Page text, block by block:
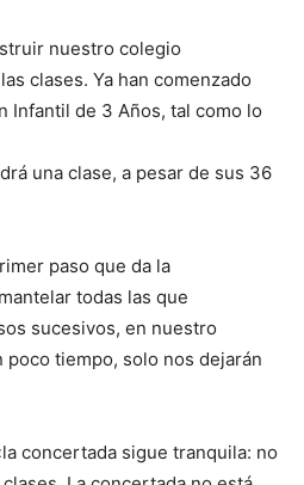
nuestro colegio
clases. Ya han comenzado
Infantil de 3 Años, tal como lo
una clase, a pesar de sus 36
paso que da la
todas las que
sucesivos, en nuestro
tiempo, solo nos dejarán
concertada sigue tranquila: no